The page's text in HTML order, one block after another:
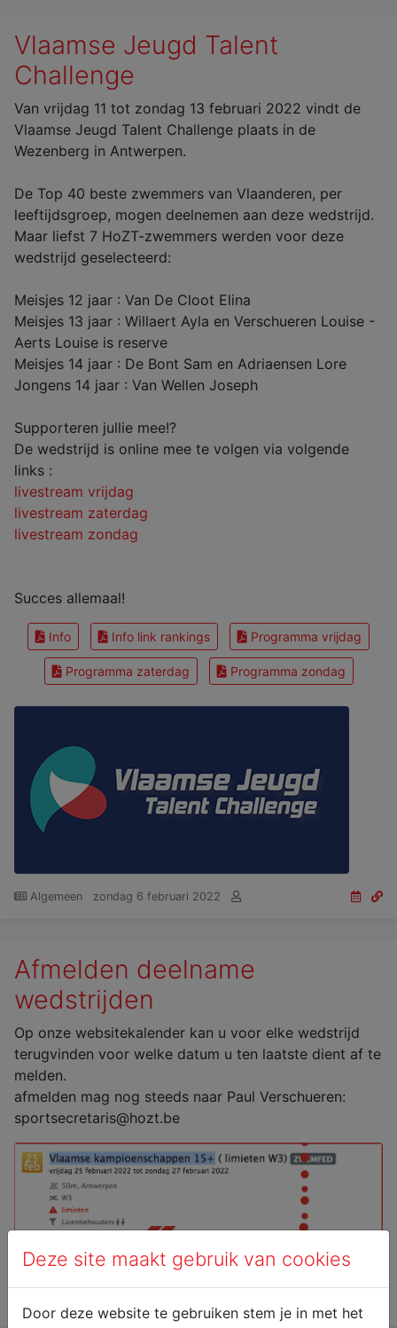
Vlaamse Jeugd Talent
Challenge
Van vrijdag 11 tot zondag 13 februari 2022 vindt de
Vlaamse Jeugd Talent Challenge plaats in de
Wezenberg in Antwerpen.
De Top 40 beste zwemmers van Vlaanderen, per
leeftijdsgroep, mogen deelnemen aan deze wedstrijd.
Maar liefst 7 HoZT-zwemmers werden voor deze
wedstrijd geselecteerd:
Meisjes 12 jaar : Van De Cloot Elina
Meisjes 13 jaar : Willaert Ayla en Verschueren Louise -
Aerts Louise is reserve
Meisjes 14 jaar : De Bont Sam en Adriaensen Lore
Jongens 14 jaar : Van Wellen Joseph
Supporteren jullie mee!?
De wedstrijd is online mee te volgen via volgende
links :
livestream vrijdag
livestream zaterdag
livestream zondag
Succes allemaal!
Info Info link rankings Programma vrijdag
Programma zaterdag Programma zondag
Algemeen zondag 6 februari 2022
Afmelden deelname
wedstrijden
Op onze websitekalender kan u voor elke wedstrijd
terugvinden voor welke datum u ten laatste dient af te
melden.
afmelden mag nog steeds naar Paul Verschueren:
sportsecretaris@hozt.be
Deze site maakt gebruik van cookies
Door deze website te gebruiken stem je in met het